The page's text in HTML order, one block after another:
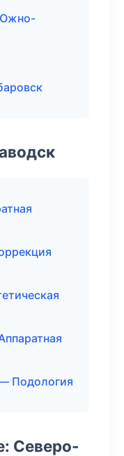
Южно-
Подология
Северо-